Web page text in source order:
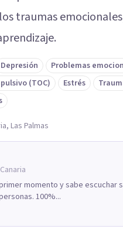
traumas
Depresión
Problemas
(TOC) Estrés
Las Palmas
momento y sabe escuchar
100%...